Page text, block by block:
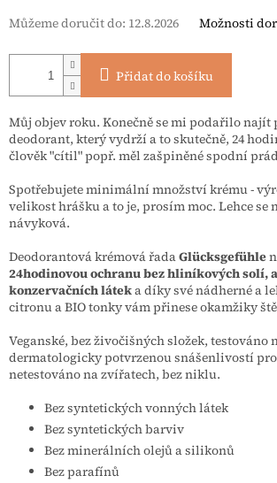
Můžeme doručit do: 12.8.2026 Možnosti
Přidat do košíku
Můj objev roku. Konečně se mi podařilo
deodorant, který vydrží a to skutečně, 24
člověk "cítil" popř. měl zašpiněné spodní
Spotřebujete minimální množství krému -
velikost hrášku a to je, prosím moc. Lehce se
návyková.
Deodorantová krémová řadaGlücksgefühle
24hodinovou ochranu bez hliníkových solí,
konzervačních láteka díky své nádherné a
citronu a BIO tonky vám přinese okamžiky
Veganské, bez živočišných složek, testováno
dermatologicky potvrzenou snášenlivostí
netestováno na zvířatech, bez niklu.
Bez syntetických vonných látek
Bez syntetických barviv
Bez minerálních olejů a silikonů
Bez parafínů